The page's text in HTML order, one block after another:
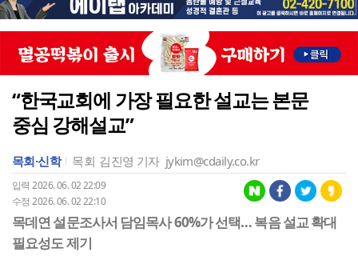
“한국교회에 가장 필요한 설교는 본문
중심 강해설교”
목회·신학 목회 김진영 기자 jykim@cdaily.co.kr
입력 2026. 06. 02 22:09
수정 2026. 06. 02 22:10
목데연 설문조사서 담임목사 60%가 선택… 복음 설교 확대
필요성도 제기